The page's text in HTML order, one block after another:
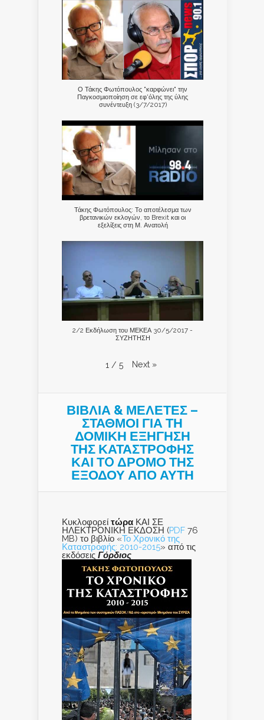
Ο Τάκης Φωτόπουλος "καρφώνει" την
Παγκοσμιοποίηση σε εφ'όλης της ύλης
συνέντευξη (3/7/2017)
Τάκης Φωτόπουλος: Το αποτέλεσμα των
βρετανικών εκλογών, το Brexit και οι
εξελίξεις στη Μ. Ανατολή
2/2 Εκδήλωση του ΜΕΚΕΑ 30/5/2017 -
ΣΥΖΗΤΗΣΗ
1 / 5 Next »
ΒΙΒΛΙΑ & ΜΕΛΕΤΕΣ –
ΣΤΑΘΜΟΙ ΓΙΑ ΤΗ
ΔΟΜΙΚΗ ΕΞΗΓΗΣΗ
ΤΗΣ ΚΑΤΑΣΤΡΟΦΗΣ
ΚΑΙ ΤO ΔΡΟΜΟ ΤΗΣ
ΕΞΟΔΟΥ ΑΠΟ ΑΥΤΗ
Κυκλοφορεί τώρα ΚΑΙ ΣΕ
ΗΛΕΚΤΡΟΝΙΚΗ ΕΚΔΟΣΗ (PDF 76
MB) το βιβλίο «Το Χρονικό της
Καταστροφής: 2010-2015» από τις
εκδόσεις Γόρδιος